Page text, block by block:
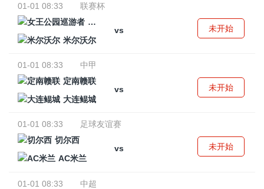
01-01 08:33
联赛杯
女王公园巡游者
vs
米尔沃尔
未开始
01-01 08:33
中甲
定南赣联
vs
大连鲲城
未开始
01-01 08:33
足球友谊赛
切尔西
vs
AC米兰
未开始
01-01 08:33
中超